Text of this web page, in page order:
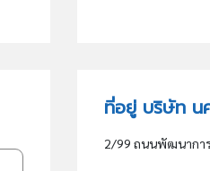
ที่อยู่ บริษัท
2/99 ถนนพัฒนาการ